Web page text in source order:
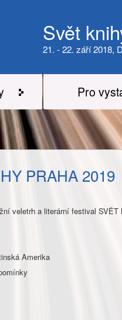
Svět
21. - 22. září 2018,
Pro
PRAHA 2019
veletrh a literární festival SVĚT
Amerika